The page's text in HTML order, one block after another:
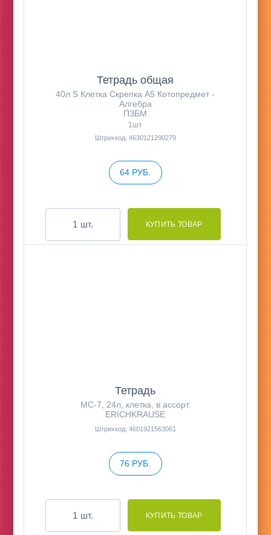
Тетрадь общая
40л S Клетка Скрепка А5 Котопредмет -
Алгебра
ПЗБМ
1шт
Штрихкод: 4630121290279
64 РУБ.
шт.
Тетрадь
MC-7, 24л, клетка, в ассорт.
ERICHKRAUSE
Штрихкод: 4601921563061
76 РУБ.
шт.